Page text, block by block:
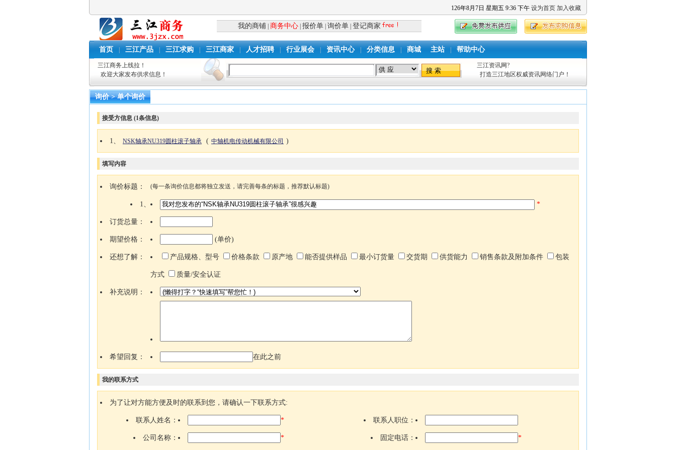
126年8月 7日 星期五 9:36 下午 设为首页 加入收藏
我的商铺| 商务中心| 报价单| 询价单| 登记商家
首页 三江产品 三江求购 三江商家 人才招聘 行业展会 资讯中心 分类信息 商城 主站 帮助中心
三江商务上线拉！
欢迎大家发布供求信息！
三江资讯网?
打造三江地区权威资讯网络门户！
询价 > 单个询价
接受方信息 (1条信息)
1、 NSK轴承NU319圆柱滚子轴承 ( 中轴机电传动机械有限公司 )
填写内容
询价标题： (每一条询价信息都将独立发送，请完善每条的标题，推荐默认标题)
1、 *
订货总量：
期望价格： (单价)
还想了解： 产品规格、型号 价格条款 原产地 能否提供样品 最小订货量 交货期 供货能力 销售条款及附加条件 包装
方式 质量/安全认证
补充说明：
希望回复： 在此之前
我的联系方式
为了让对方能方便及时的联系到您，请确认一下联系方式:
联系人姓名： * 联系人职位：
公司名称： * 固定电话： *